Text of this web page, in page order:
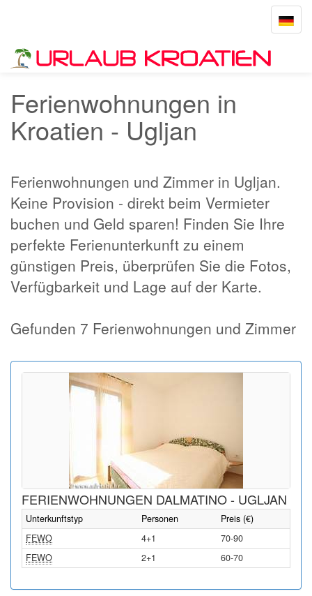
Toggle
Startseite
Ugljan
Ferienwohnungen in
Kroatien - Ugljan
Ferienwohnungen und Zimmer in Ugljan.
Keine Provision - direkt beim Vermieter
buchen und Geld sparen! Finden Sie Ihre
perfekte Ferienunterkunft zu einem
günstigen Preis, überprüfen Sie die Fotos,
Verfügbarkeit und Lage auf der Karte.
Gefunden 7 Ferienwohnungen und Zimmer
FERIENWOHNUNGEN DALMATINO - UGLJAN
Unterkunftstyp Personen
Preis (€)
FEWO
4+1
70-90
FEWO
2+1 60-70